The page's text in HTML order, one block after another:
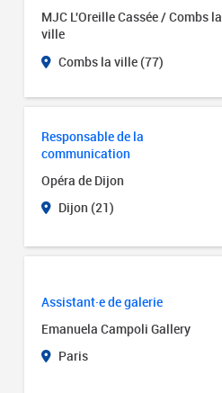
MJC L'Oreille Cassée / Combs la
ville
Combs la ville (77)
Responsable de la
communication
Opéra de Dijon
Dijon (21)
Assistant·e de galerie
Emanuela Campoli Gallery
Paris